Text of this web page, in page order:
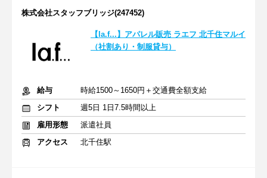
株式会社スタッフブリッジ(247452)
【la.f...】アパレル販売 ラエフ 北千住マルイ
（社割あり・制服貸与）
給与
時給1500～1650円＋交通費全額支給
シフト
週5日 1日7.5時間以上
雇用形態
派遣社員
アクセス
北千住駅